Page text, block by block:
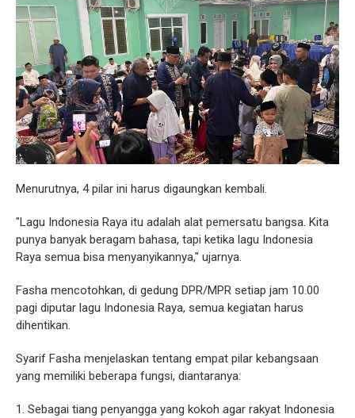
Menurutnya, 4 pilar ini harus digaungkan kembali.
"Lagu Indonesia Raya itu adalah alat pemersatu bangsa. Kita
punya banyak beragam bahasa, tapi ketika lagu Indonesia
Raya semua bisa menyanyikannya," ujarnya.
Fasha mencotohkan, di gedung DPR/MPR setiap jam 10.00
pagi diputar lagu Indonesia Raya, semua kegiatan harus
dihentikan.
Syarif Fasha menjelaskan tentang empat pilar kebangsaan
yang memiliki beberapa fungsi, diantaranya:
1. Sebagai tiang penyangga yang kokoh agar rakyat Indonesia